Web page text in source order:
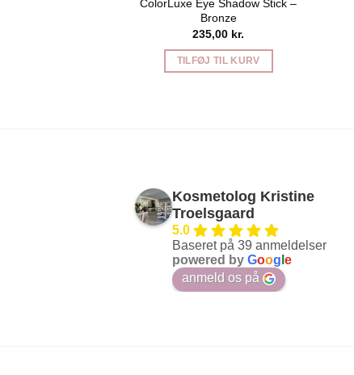
ColorLuxe Eye Shadow Stick –
Bronze
235,00 kr.
TILFØJ TIL KURV
Kosmetolog Kristine
Troelsgaard
5.0
Baseret på 39 anmeldelser
powered by Goog e
anmeld os på